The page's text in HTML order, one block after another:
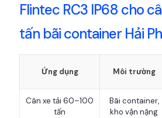
Flintec RC3 IP68 cho
tấn bãi container Hải
Ứng dụng Môi trường
Cân xe tải 60–100
tấn
Bãi container,
kho vận nặng